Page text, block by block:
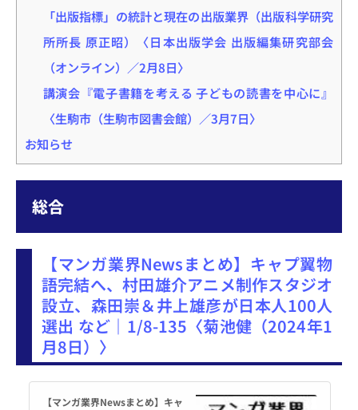
「出版指標」の統計と現在の出版業界（出版科学研究
所所長 原正昭）〈日本出版学会 出版編集研究部会
（オンライン）／2月8日〉
講演会『電子書籍を考える 子どもの読書を中心に』
〈生駒市（生駒市図書会館）／3月7日〉
お知らせ
総合
【マンガ業界Newsまとめ】キャプ翼物
語完結へ、村田雄介アニメ制作スタジオ
設立、森田崇＆井上雄彦が日本人100人
選出 など｜1/8-135〈菊池健（2024年1
月8日）〉
【マンガ業界Newsまとめ】キャ